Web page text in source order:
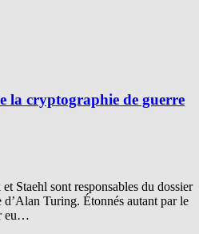
la cryptographie de guerre
Staehl sont responsables du dossier
Turing. Étonnés autant par le
eu…